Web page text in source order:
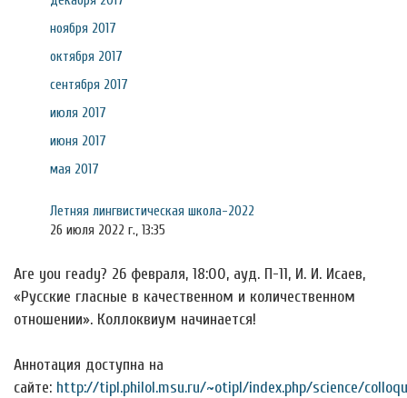
ноября 2017
октября 2017
сентября 2017
июля 2017
июня 2017
мая 2017
Летняя лингвистическая школа-2022
26 июля 2022 г., 13:35
Are you ready? 26 февраля, 18:00, ауд. П-11, И. И. Исаев,
«Русские гласные в качественном и количественном
отношении». Коллоквиум начинается!
Аннотация доступна на
сайте: http://tipl.philol.msu.ru/~otipl/index.php/science/